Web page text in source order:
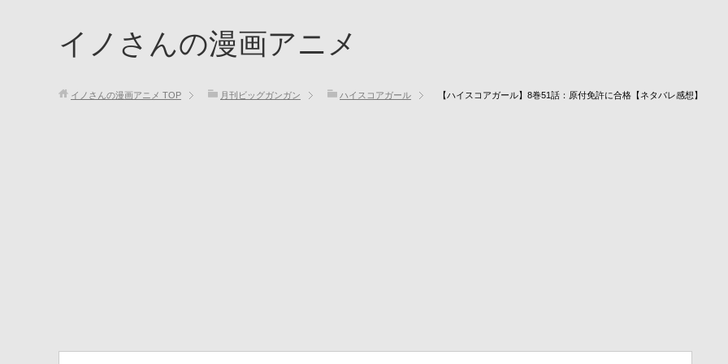
イノさんの漫画アニメ
イノさんの漫画アニメ TOP 月刊ビッグガンガン ハイスコアガール 【ハイスコアガール】8巻51話：原付免許に合格【ネタバレ感想】